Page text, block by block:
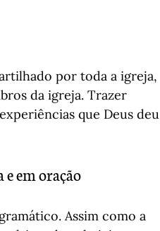
por toda a igreja,
da igreja. Trazer
que Deus deu
em oração
Assim como a